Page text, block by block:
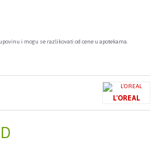
i mogu se razlikovati od cene u apotekama.
L'OREAL